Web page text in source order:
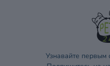
Узнавайте первым